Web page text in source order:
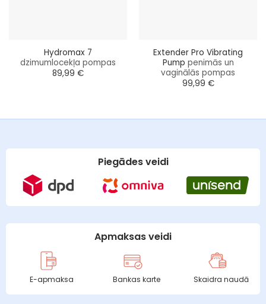
Hydromax 7
dzimumlocekļa pompas
89,99 €
Extender Pro Vibrating
Pump penimās un
vaginālās pompas
99,99 €
Piegādes veidi
Apmaksas veidi
E-apmaksa Bankas karte Skaidra naudā